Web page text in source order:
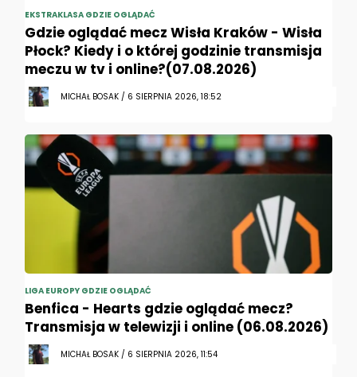
EKSTRAKLASA GDZIE OGLĄDAĆ
Gdzie oglądać mecz Wisła Kraków - Wisła
Płock? Kiedy i o której godzinie transmisja
meczu w tv i online?(07.08.2026)
MICHAŁ BOSAK / 6 SIERPNIA 2026, 18:52
LIGA EUROPY GDZIE OGLĄDAĆ
Benfica - Hearts gdzie oglądać mecz?
Transmisja w telewizji i online (06.08.2026)
MICHAŁ BOSAK / 6 SIERPNIA 2026, 11:54